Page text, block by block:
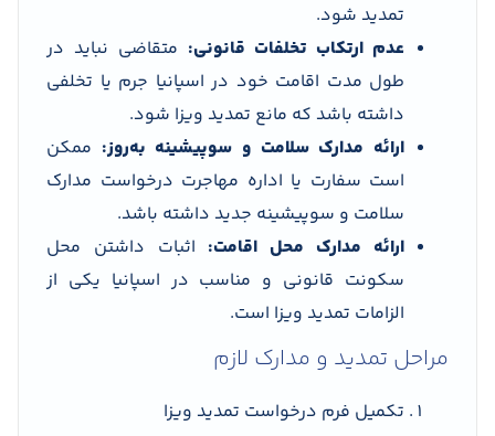
تمدید شود.
عدم ارتکاب تخلفات قانونی: متقاضی نباید در
طول مدت اقامت خود در اسپانیا جرم یا تخلفی
داشته باشد که مانع تمدید ویزا شود.
ارائه مدارک سلامت و سوپیشینه به‌روز: ممکن
است سفارت یا اداره مهاجرت درخواست مدارک
سلامت و سوپیشینه جدید داشته باشد.
ارائه مدارک محل اقامت: اثبات داشتن محل
سکونت قانونی و مناسب در اسپانیا یکی از
الزامات تمدید ویزا است.
مراحل تمدید و مدارک لازم
تکمیل فرم درخواست تمدید ویزا